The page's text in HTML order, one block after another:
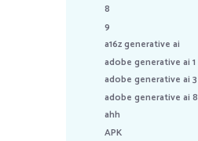
8
9
a16z generative ai
adobe generative ai 1
adobe generative ai 3
adobe generative ai 8
ahh
APK